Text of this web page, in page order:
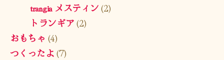
trangia メスティン(2)
トランギア(2)
おもちゃ (4)
つくったよ(7)